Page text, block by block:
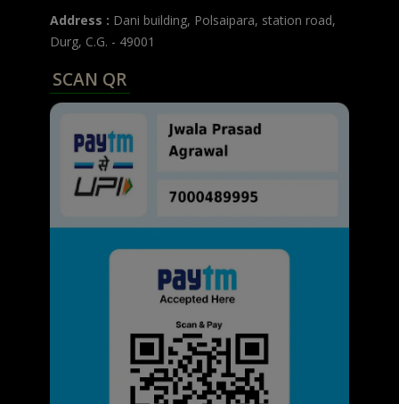
Address : Dani building, Polsaipara, station road,
Durg, C.G. - 49001
SCAN QR